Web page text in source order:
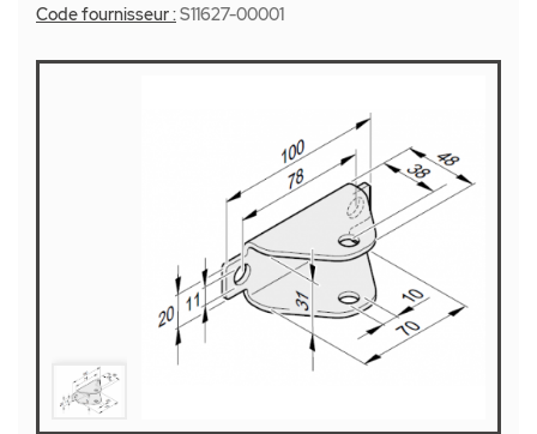
Code fournisseur :S11627-00001